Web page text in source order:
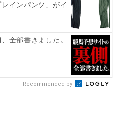
インパンツ」がイ
全部書きました。
Recommended by